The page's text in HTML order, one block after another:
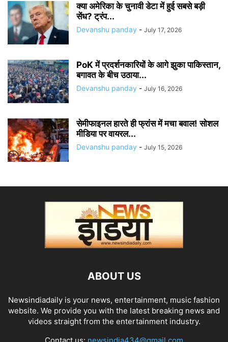
क्या अमेरिका के चुनावी डेटा में हुई सबसे बड़ी
सेंध? ट्रंप...
Devanshu panday - July 17, 2026
PoK में प्रदर्शनकारियों के आगे झुका पाकिस्तान,
बगावत के बीच उठाया...
Devanshu panday - July 16, 2026
सेमीफाइनल हारते ही फ्रांस में मचा बवाल! सोशल
मीडिया पर वायरल...
Devanshu panday - July 15, 2026
ABOUT US
Newsindiadaily is your news, entertainment, music fashion
website. We provide you with the latest breaking news and
videos straight from the entertainment industry.
Contact us: newsindia434@gmail.com